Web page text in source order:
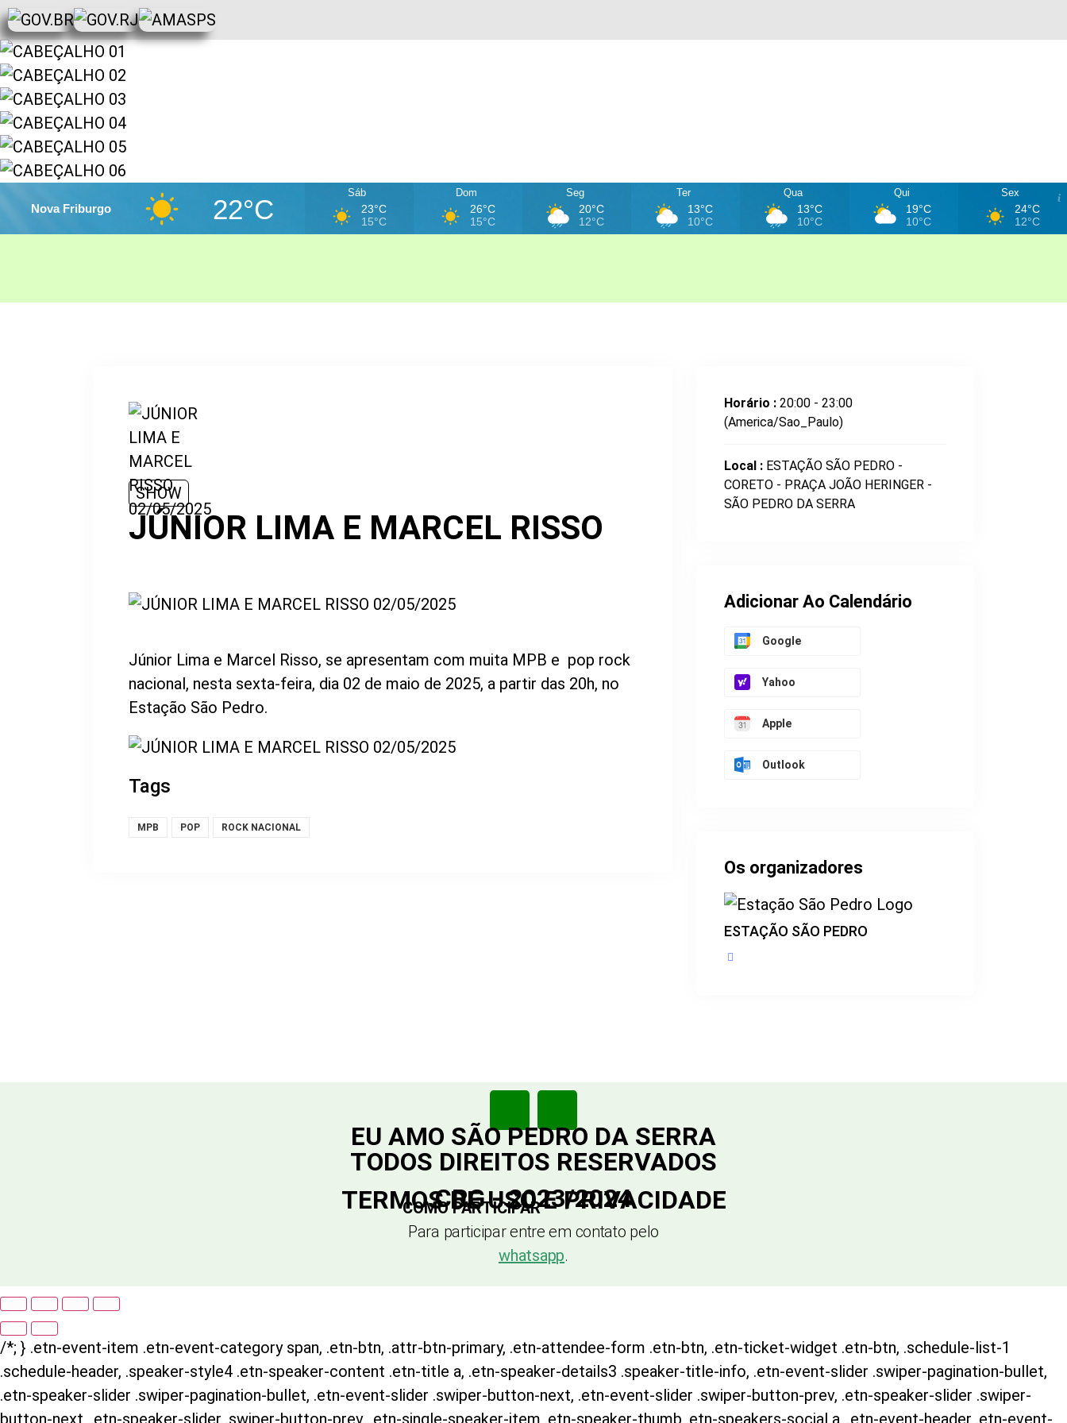
Nova Friburgo 22°C
Sáb
23°C
15°C
Dom
26°C
15°C
Seg
20°C
12°C
Ter
13°C
10°C
Qua
13°C
10°C
Qui
19°C
10°C
Sex
24°C
12°C
SHOW
JÚNIOR LIMA E MARCEL RISSO
Júnior Lima e Marcel Risso, se apresentam com muita MPB e pop rock
nacional, nesta sexta-feira, dia 02 de maio de 2025, a partir das 20h, no
Estação São Pedro.
Tags
MPB POP ROCK NACIONAL
Horário : 20:00 - 23:00
(America/Sao_Paulo)
Local : ESTAÇÃO SÃO PEDRO -
CORETO - PRAÇA JOÃO HERINGER -
SÃO PEDRO DA SERRA
Adicionar Ao Calendário
Google
Yahoo
Apple
Outlook
Os organizadores
ESTAÇÃO SÃO PEDRO
EU AMO SÃO PEDRO DA SERRA
TODOS DIREITOS RESERVADOS
CRG - 2023/2024
TERMOS DE USO E PRIVACIDADE
COMO PARTICIPAR
Para participar entre em contato pelo
whatsapp.
/*; } .etn-event-item .etn-event-category span, .etn-btn, .attr-btn-primary, .etn-attendee-form .etn-btn, .etn-ticket-widget .etn-btn, .schedule-list-1
.schedule-header, .speaker-style4 .etn-speaker-content .etn-title a, .etn-speaker-details3 .speaker-title-info, .etn-event-slider .swiper-pagination-bullet,
.etn-speaker-slider .swiper-pagination-bullet, .etn-event-slider .swiper-button-next, .etn-event-slider .swiper-button-prev, .etn-speaker-slider .swiper-
button-next, .etn-speaker-slider .swiper-button-prev, .etn-single-speaker-item .etn-speaker-thumb .etn-speakers-social a, .etn-event-header .etn-event-